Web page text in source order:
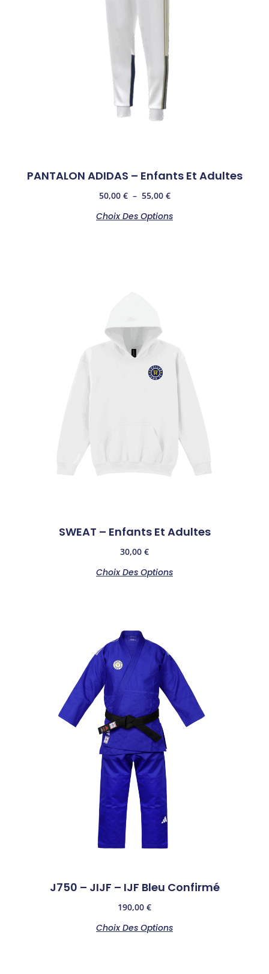
PANTALON ADIDAS – Enfants Et Adultes
50,00 € – 55,00 €
Choix Des Options
SWEAT – Enfants Et Adultes
30,00 €
Choix Des Options
J750 – JIJF – IJF Bleu Confirmé
190,00 €
Choix Des Options